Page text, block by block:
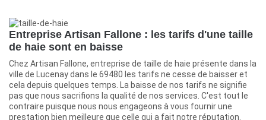
Entreprise Artisan Fallone : les tarifs d'une taille
de haie sont en baisse
Chez Artisan Fallone, entreprise de taille de haie présente dans la
ville de Lucenay dans le 69480 les tarifs ne cesse de baisser et
cela depuis quelques temps. La baisse de nos tarifs ne signifie
pas que nous sacrifions la qualité de nos services. C'est tout le
contraire puisque nous nous engageons à vous fournir une
prestation bien meilleure que celle qui a fait notre réputation.